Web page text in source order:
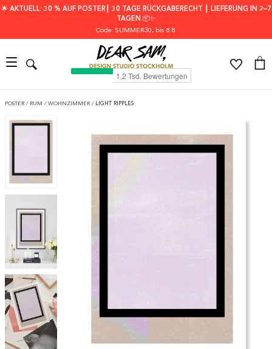
🌟 AKTUELL: 30 % AUF POSTER┃ 30 TAGE RÜCKGABERECHT ┃ LIEFERUNG IN 2–7
TAGEN 📦✨
Code: SUMMER30, bis 8.8.
POSTER / RUM / WOHNZIMMER / LIGHT RIPPLES